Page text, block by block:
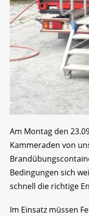
Am Montag den
Kammeraden von
Bedingungen sich
schnell die richtige
Im Einsatz müssen